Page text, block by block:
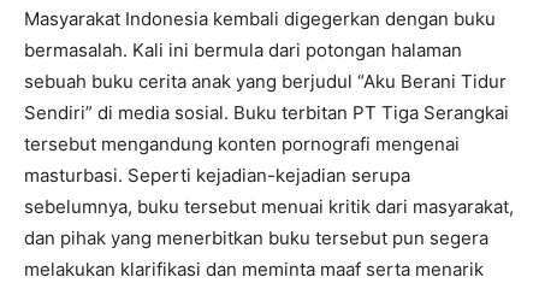
Masyarakat Indonesia kembali digegerkan dengan buku
bermasalah. Kali ini bermula dari potongan halaman
sebuah buku cerita anak yang berjudul “Aku Berani Tidur
Sendiri” di media sosial. Buku terbitan PT Tiga Serangkai
tersebut mengandung konten pornografi mengenai
masturbasi. Seperti kejadian-kejadian serupa
sebelumnya, buku tersebut menuai kritik dari masyarakat,
dan pihak yang menerbitkan buku tersebut pun segera
melakukan klarifikasi dan meminta maaf serta menarik